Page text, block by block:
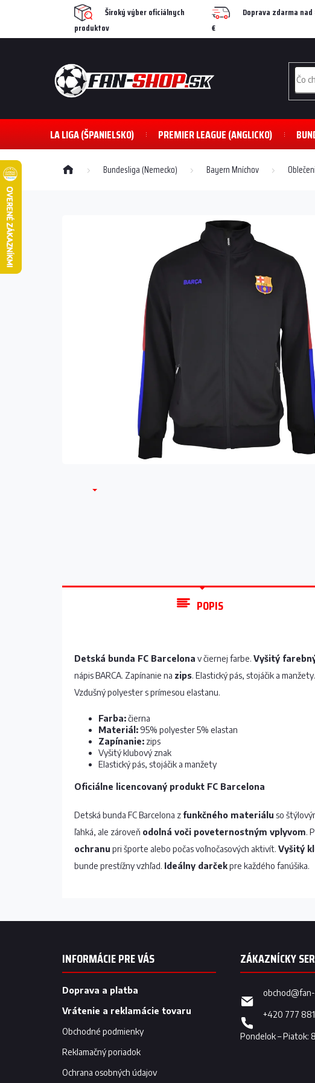
Široký výber oficiálnych
produktov
Doprava zdarma nad
€
LA LIGA (ŠPANIELSKO) PREMIER LEAGUE (ANGLICKO)
Domov Bundesliga (Nemecko) Bayern Mníchov
POPIS
Detská bunda FC Barcelona v čiernej farbe. Vyšitý
nápis BARCA. Zapínanie na zips. Elastický pás, stojáčik a manžety.
Vzdušný polyester s prímesou elastanu.
Farba:čierna
Materiál: 95% polyester 5% elastan
Zapínanie: zips
Vyšitý klubový znak
Elastický pás, stojáčik a manžety
Oficiálne licencovaný produkt FC Barcelona
Detská bunda FC Barcelona z funkčného materiálu so
ľahká, ale zároveň odolná voči poveternostným vplyvom.
ochranu pri športe alebo počas voľnočasových aktivít. Vyšitý
bunde prestížny vzhľad. Ideálny darčekpre každého fanúšika.
Z
INFORMÁCIE PRE VÁS
Doprava a platba
Vrátenie a reklamácie tovaru
Obchodné podmienky
Reklamačný poriadok
Ochrana osobných údajov
obchod@
+420 777